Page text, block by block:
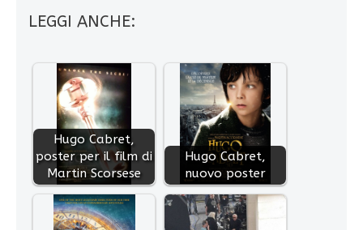
LEGGI ANCHE:
Hugo Cabret,
poster per il film di
Martin Scorsese
Hugo Cabret,
nuovo poster